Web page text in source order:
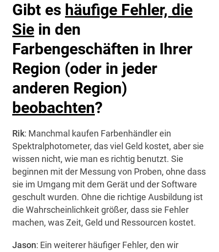
Gibt es häufige Fehler, die
Sie in den
Farbengeschäften in Ihrer
Region (oder in jeder
anderen Region)
beobachten?
Rik: Manchmal kaufen Farbenhändler ein
Spektralphotometer, das viel Geld kostet, aber sie
wissen nicht, wie man es richtig benutzt. Sie
beginnen mit der Messung von Proben, ohne dass
sie im Umgang mit dem Gerät und der Software
geschult wurden. Ohne die richtige Ausbildung ist
die Wahrscheinlichkeit größer, dass sie Fehler
machen, was Zeit, Geld und Ressourcen kostet.
Jason: Ein weiterer häufiger Fehler, den wir